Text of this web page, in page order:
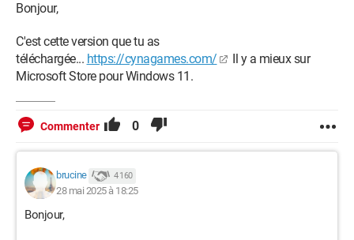
Bonjour,
C'est cette version que tu as
téléchargée... https://cynagames.com/
Il y a mieux sur
Microsoft Store pour Windows 11.
Commenter 0
brucine 4 160
28 mai 2025 à 18:25
Bonjour,